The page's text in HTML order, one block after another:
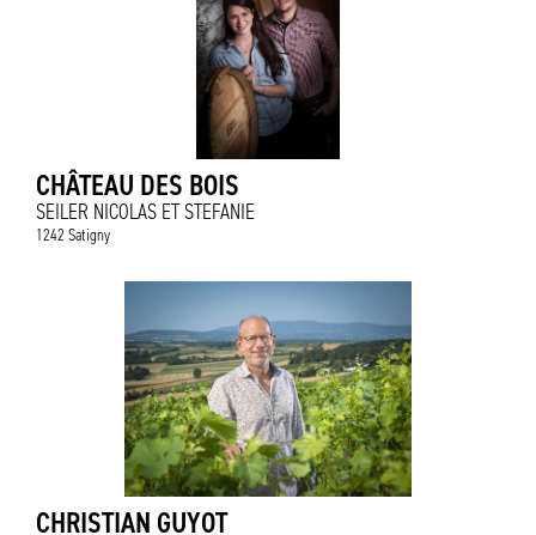
CHÂTEAU DES BOIS
SEILER NICOLAS ET STEFANIE
1242 Satigny
CHRISTIAN GUYOT